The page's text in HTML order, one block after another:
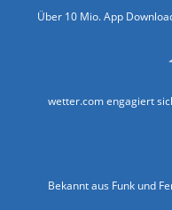
Über 10 Mio. App
wetter.com engagiert
Bekannt aus Funk und